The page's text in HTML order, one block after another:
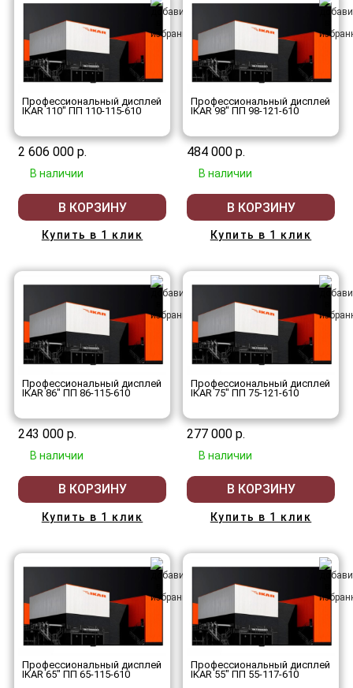
Профессиональный дисплей
IKAR 110" ПП 110-115-610
2 606 000 р.
В наличии
В КОРЗИНУ
Купить в 1 клик
Профессиональный дисплей
IKAR 98" ПП 98-121-610
484 000 р.
В наличии
В КОРЗИНУ
Купить в 1 клик
Профессиональный дисплей
IKAR 86" ПП 86-115-610
243 000 р.
В наличии
В КОРЗИНУ
Купить в 1 клик
Профессиональный дисплей
IKAR 75" ПП 75-121-610
277 000 р.
В наличии
В КОРЗИНУ
Купить в 1 клик
Профессиональный дисплей
IKAR 65" ПП 65-115-610
Профессиональный дисплей
IKAR 55" ПП 55-117-610